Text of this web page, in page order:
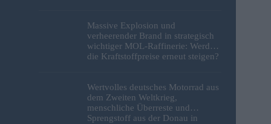
Massive Explosion und
verheerender Brand in strategisch
wichtiger MOL-Raffinerie: Werden
die Kraftstoffpreise erneut steigen?
Wertvolles deutsches Motorrad aus
dem Zweiten Weltkrieg,
menschliche Überreste und
Sprengstoff aus der Donau in